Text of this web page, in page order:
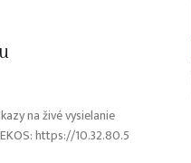
na živé vysielanie
https://10.32.80.5